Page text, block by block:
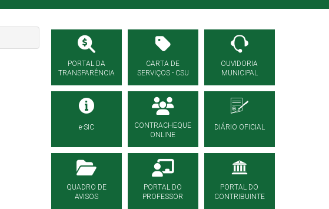
PORTAL DA
TRANSPARÊNCIA
CARTA DE
SERVIÇOS - CSU
OUVIDORIA
MUNICIPAL
e-SIC
CONTRACHEQUE
ONLINE
DIÁRIO OFICIAL
QUADRO DE
AVISOS
PORTAL DO
PROFESSOR
PORTAL DO
CONTRIBUINTE